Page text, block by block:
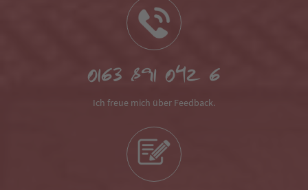
0163 891 042 6
Ich freue mich über Feedback.